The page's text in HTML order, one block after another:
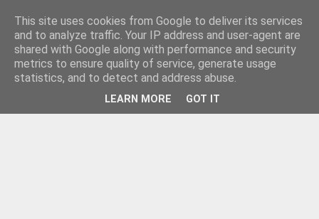
This site uses cookies from Google to deliver its services
and to analyze traffic. Your IP address and user-agent are
shared with Google along with performance and security
metrics to ensure quality of service, generate usage
statistics, and to detect and address abuse.
LEARN MORE GOT IT